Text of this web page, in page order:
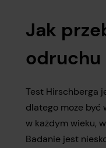
Jak
odruchu
Test Hirschberga
dlatego może być
w każdym wieku,
Badanie jest